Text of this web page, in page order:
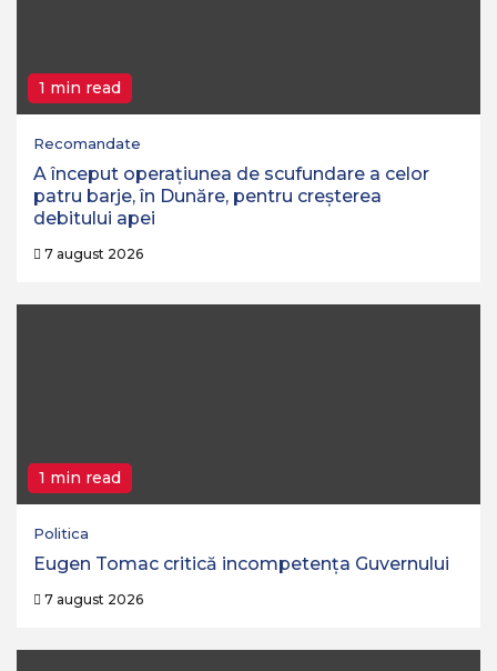
1 min read
Recomandate
A început operaţiunea de scufundare a celor
patru barje, în Dunăre, pentru creşterea
debitului apei
7 august 2026
1 min read
Politica
Eugen Tomac critică incompetența Guvernului
7 august 2026